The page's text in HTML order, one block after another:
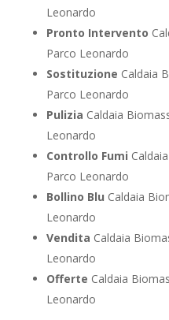
Leonardo
Pronto Intervento
Parco Leonardo
Sostituzione Caldaia
Parco Leonardo
Pulizia Caldaia
Leonardo
Controllo Fumi
Parco Leonardo
Bollino Blu Caldaia
Leonardo
Vendita Caldaia
Leonardo
Offerte Caldaia
Leonardo